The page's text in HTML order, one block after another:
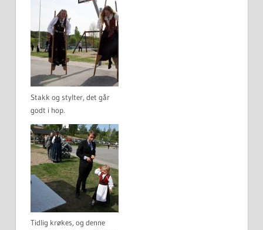
Stakk og stylter, det går
godt i hop.
Tidlig krøkes, og denne